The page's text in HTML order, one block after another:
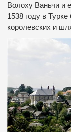
Волоху Ваньчи и
1538 году в
королевских и